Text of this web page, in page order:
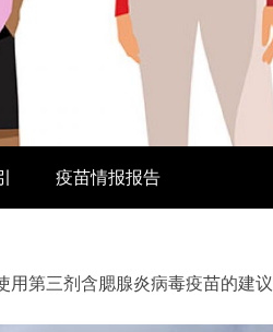
疫苗情报报告
用第三剂含腮腺炎病毒疫苗的建议